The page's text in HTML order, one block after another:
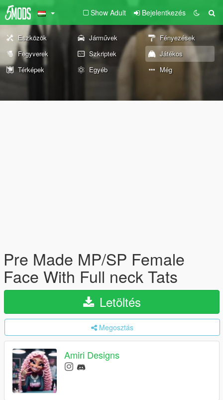
Show Adult Bejelentkezés
Eszközök Járművek
Fényezések
Fegyverek
Szkriptek
Játékos
Térképek
Egyéb Még
Pre Made MP/SP Female
Face With Full neck Tats
Letöltés
Megosztás
Amiri Designs